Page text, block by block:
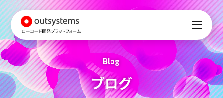
Blog
ブログ